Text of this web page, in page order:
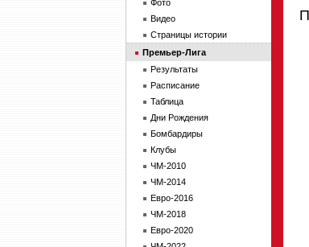
Фото
Видео
Страницы истории
Премьер-Лига
Результаты
Расписание
Таблица
Дни Рождения
Бомбардиры
Клубы
ЧМ-2010
ЧМ-2014
Евро-2016
ЧМ-2018
Евро-2020